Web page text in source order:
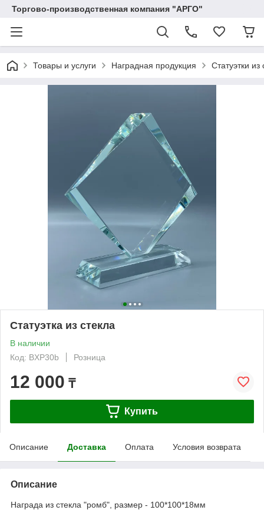
Торгово-производственная компания "АРГО"
Товары и услуги Наградная продукция Статуэтки из
Статуэтка из стекла
В наличии
Код: BXP30b
Розница
12 000 ₸
Купить
Описание Доставка Оплата Условия возврата
Описание
Награда из стекла "ромб", размер - 100*100*18мм